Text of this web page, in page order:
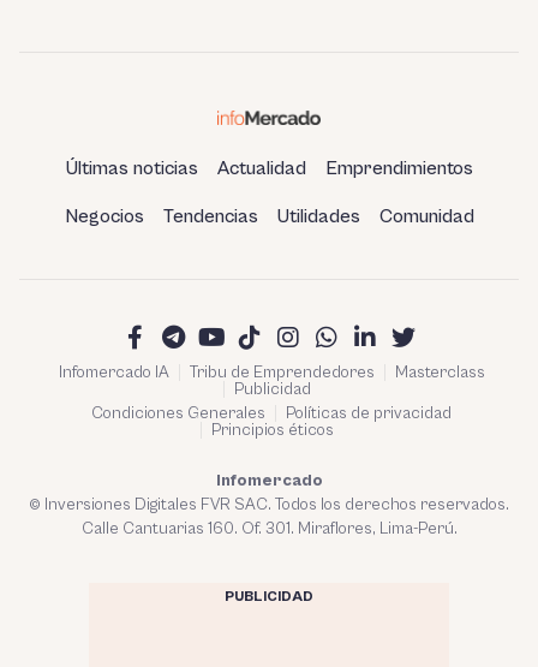
Últimas noticias Actualidad Emprendimientos
Negocios Tendencias Utilidades Comunidad
Infomercado IA Tribu de Emprendedores
Masterclass
Publicidad
Condiciones Generales
Políticas de privacidad
Principios éticos
Infomercado
© Inversiones Digitales FVR SAC. Todos los derechos reservados.
Calle Cantuarias 160. Of. 301. Miraflores, Lima-Perú.
PUBLICIDAD